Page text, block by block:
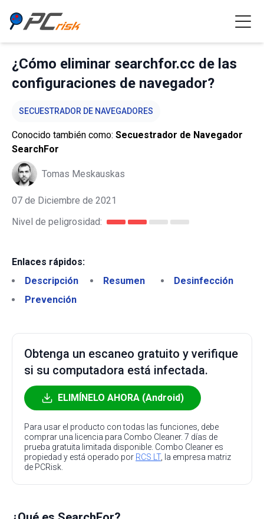
¿Cómo eliminar searchfor.cc de las
configuraciones de navegador?
SECUESTRADOR DE NAVEGADORES
Conocido también como: Secuestrador de Navegador
SearchFor
Tomas Meskauskas
07 de Diciembre de 2021
Nivel de peligrosidad:
Enlaces rápidos:
Descripción
Resumen
Desinfección
Prevención
Obtenga un escaneo gratuito y verifique
si su computadora está infectada.
ELIMÍNELO AHORA (Android)
Para usar el producto con todas las funciones, debe
comprar una licencia para Combo Cleaner. 7 días de
prueba gratuita limitada disponible. Combo Cleaner es
propiedad y está operado por RCS LT, la empresa matriz
de PCRisk.